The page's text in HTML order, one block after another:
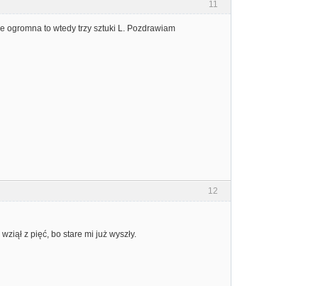
11
ogromna to wtedy trzy sztuki L. Pozdrawiam
12
z pięć, bo stare mi już wyszły.